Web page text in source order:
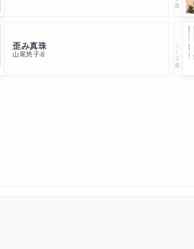
歪み真珠
山尾悠子著 ちくま文庫